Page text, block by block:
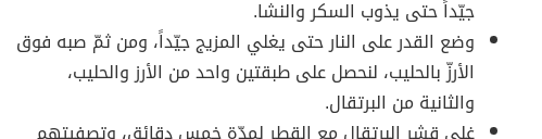
جيّداً حتى يذوب السكر والنشا.
وضع القدر على النار حتى يغلي المزيج جيّداً، ومن ثمّ صبه فوق
الأرزّ بالحليب، لنحصل على طبقتين واحد من الأرز والحليب،
والثانية من البرتقال.